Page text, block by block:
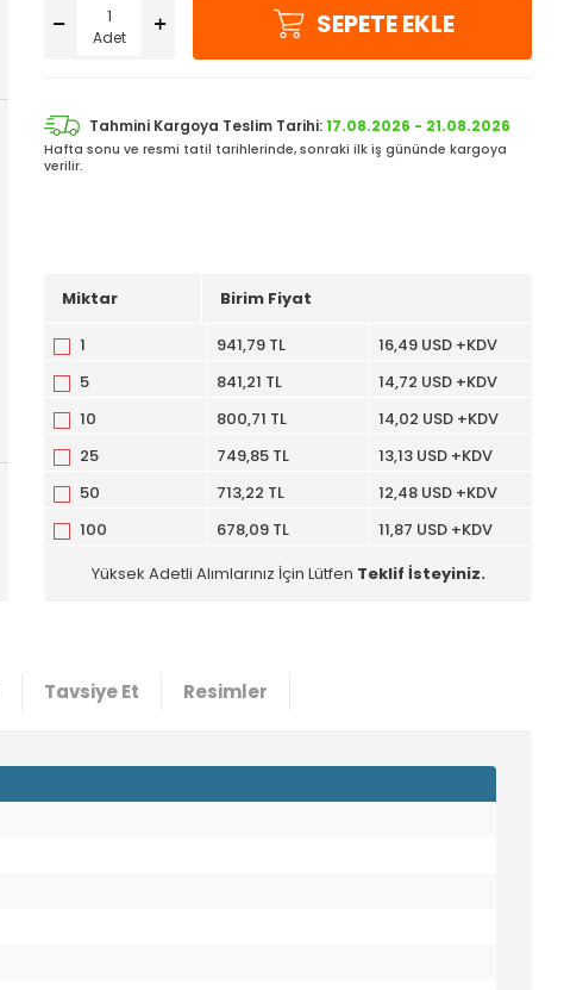
Adet SEPETE EKLE
Tahmini Kargoya Teslim Tarihi:17.08.2026 - 21.08.2026
Hafta sonu ve resmi tatil tarihlerinde, sonraki ilk iş gününde kargoya
verilir.
Miktar Birim Fiyat
1 941,79 TL
16,49 USD +KDV
5
841,21 TL
14,72 USD +KDV
10
800,71 TL
14,02 USD +KDV
25
749,85 TL
13,13 USD +KDV
50
713,22 TL
12,48 USD +KDV
100
678,09 TL
11,87 USD +KDV
Yüksek Adetli Alımlarınız İçin Lütfen Teklif İsteyiniz.
Tavsiye Et Resimler